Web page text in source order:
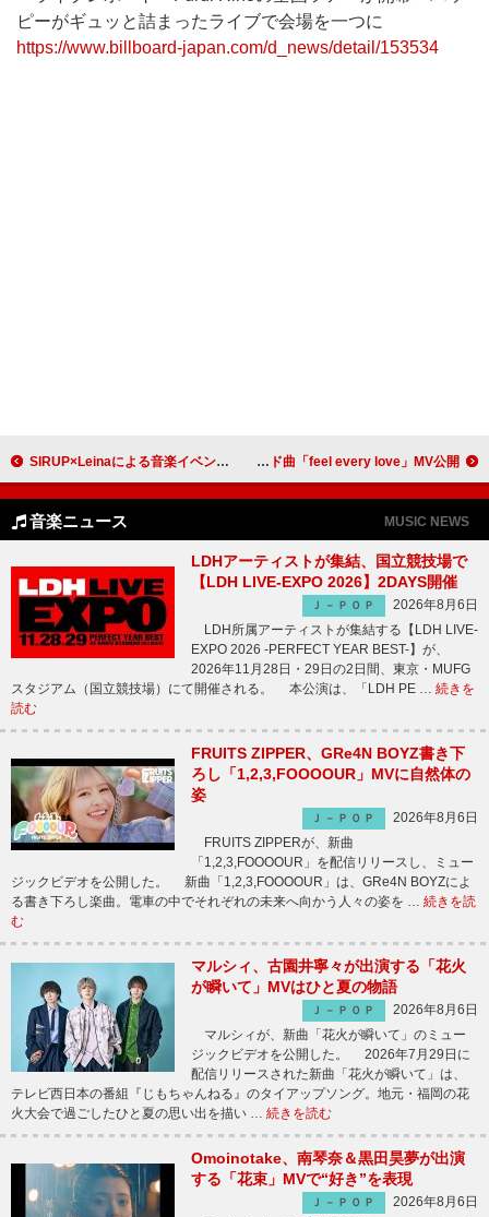
ピーがギュッと詰まったライブで会場を一つに
https://www.billboard-japan.com/d_news/detail/153534
SIRUP×Leinaによる音楽イベント【Grooving Night Premium】ビルボードライブ大阪で初開催 ACIDMAN、10/29発売4年ぶりニューAL『光学』 よりリード曲「feel every love」MV公開
音楽ニュース MUSIC NEWS
LDHアーティストが集結、国立競技場で
【LDH LIVE-EXPO 2026】2DAYS開催
Ｊ－ＰＯＰ
2026年8月6日
LDH所属アーティストが集結する【LDH LIVE-
EXPO 2026 -PERFECT YEAR BEST-】が、
2026年11月28日・29日の2日間、東京・MUFG
スタジアム（国立競技場）にて開催される。 本公演は、「LDH PE … 続きを
読む
FRUITS ZIPPER、GRe4N BOYZ書き下
ろし「1,2,3,FOOOOUR」MVに自然体の
姿
Ｊ－ＰＯＰ
2026年8月6日
FRUITS ZIPPERが、新曲
「1,2,3,FOOOOUR」を配信リリースし、ミュー
ジックビデオを公開した。 新曲「1,2,3,FOOOOUR」は、GRe4N BOYZによ
る書き下ろし楽曲。電車の中でそれぞれの未来へ向かう人々の姿を … 続きを読
む
マルシィ、古園井寧々が出演する「花火
が瞬いて」MVはひと夏の物語
Ｊ－ＰＯＰ
2026年8月6日
マルシィが、新曲「花火が瞬いて」のミュー
ジックビデオを公開した。 2026年7月29日に
配信リリースされた新曲「花火が瞬いて」は、
テレビ西日本の番組『じもちゃんねる』のタイアップソング。地元・福岡の花
火大会で過ごしたひと夏の思い出を描い … 続きを読む
Omoinotake、南琴奈＆黒田昊夢が出演
する「花束」MVで“好き”を表現
Ｊ－ＰＯＰ
2026年8月6日